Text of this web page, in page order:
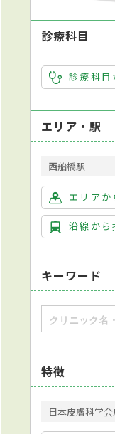
診療科目
診療科目
エリア・駅
西船橋駅
エリアか
沿線から
キーワード
特徴
日本皮膚科学